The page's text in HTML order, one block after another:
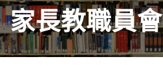
家長教職員會